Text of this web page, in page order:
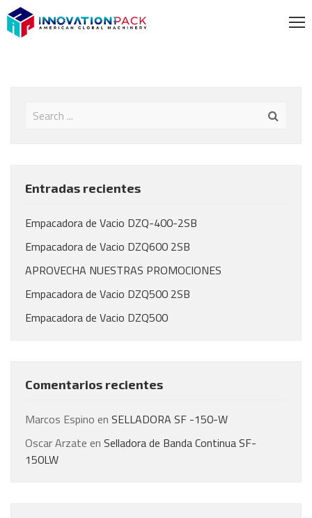
Entradas recientes
Empacadora de Vacio DZQ-400-2SB
Empacadora de Vacio DZQ600 2SB
APROVECHA NUESTRAS PROMOCIONES
Empacadora de Vacio DZQ500 2SB
Empacadora de Vacio DZQ500
Comentarios recientes
Marcos Espino en SELLADORA SF -150-W
Oscar Arzate en Selladora de Banda Continua SF-
150LW